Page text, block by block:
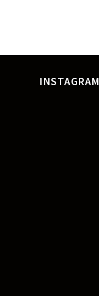
INSTAGRAM